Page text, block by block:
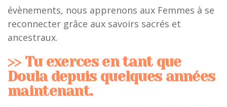
évènements, nous apprenons aux Femmes à se
reconnecter grâce aux savoirs sacrés et
ancestraux.
>> Tu exerces en tant que
Doula depuis quelques années
maintenant.